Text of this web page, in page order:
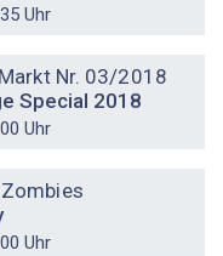
Uhr
Nr. 03/2018
Special 2018
Uhr
Uhr